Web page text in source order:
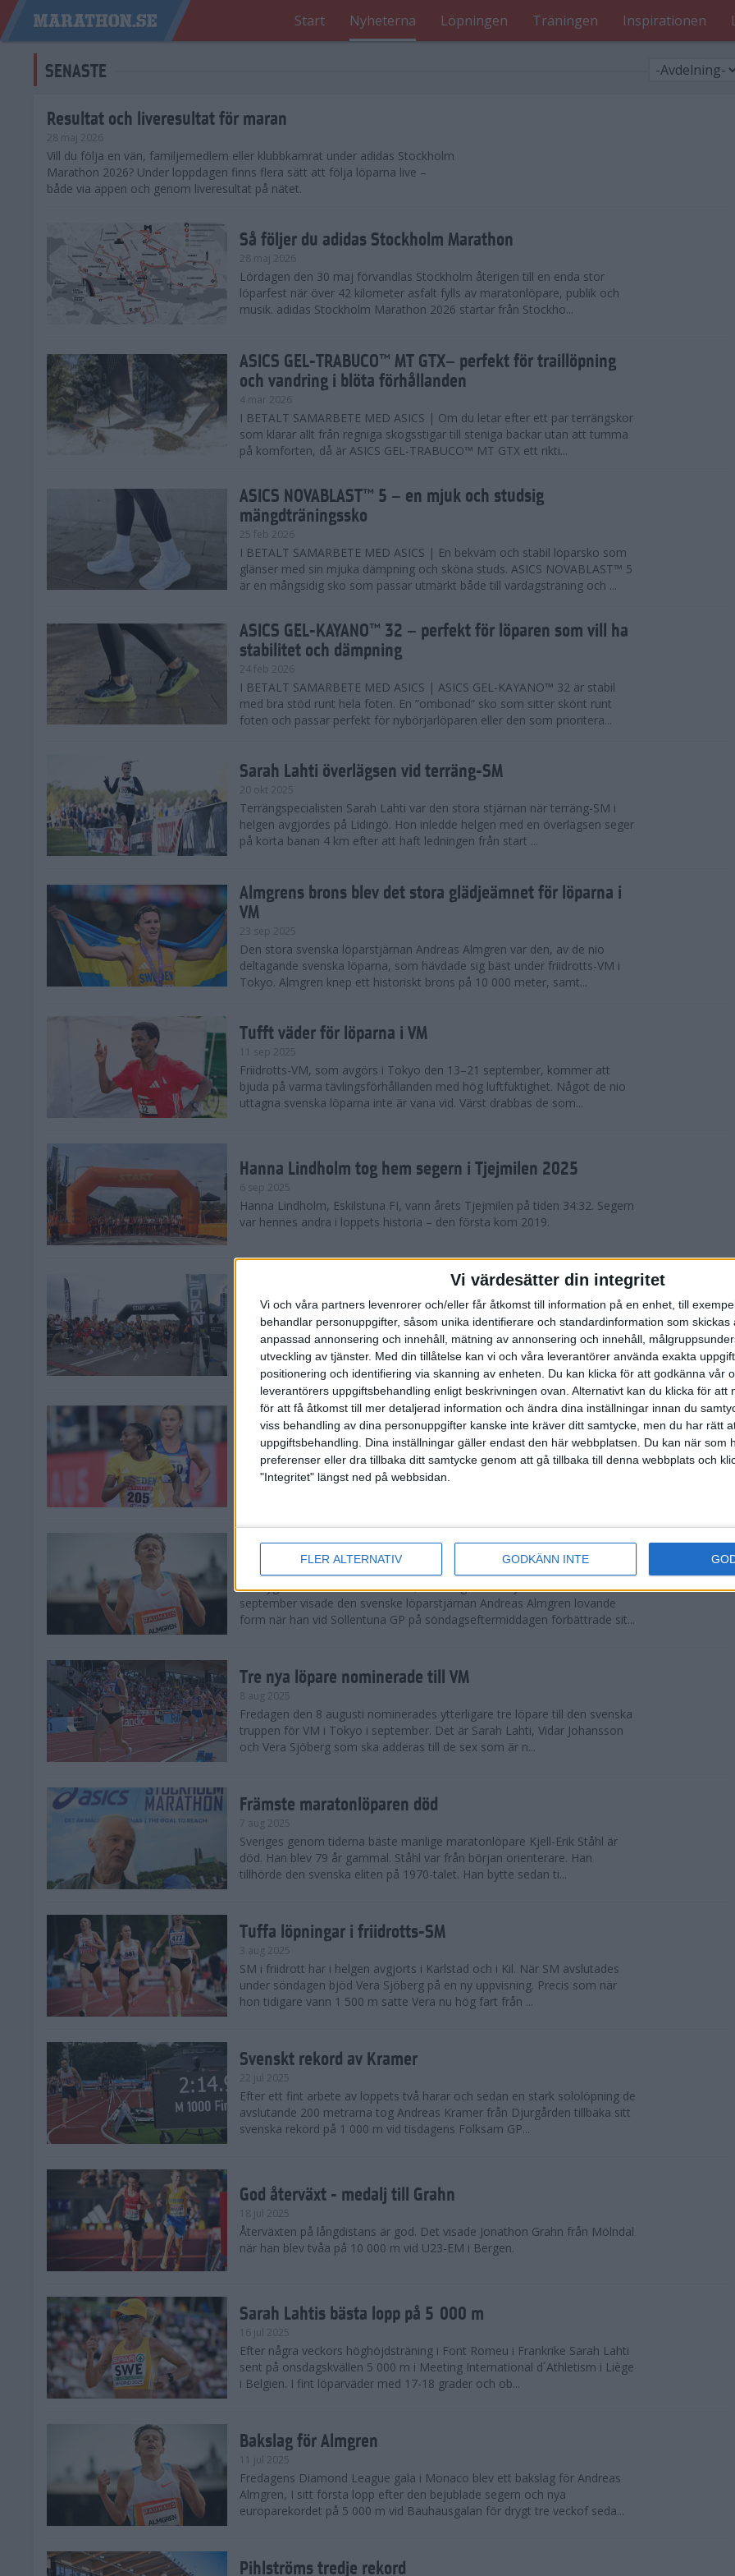
Vi värdesätter din integritet
Vi och våra partners levenrorer och/eller får åtkomst till information på en enhet, till
behandlar personuppgifter, såsom unika identifierare och standardinformation som skickas
anpassad annonsering och innehåll, mätning av annonsering och innehåll,
utveckling av tjänster. Med din tillåtelse kan vi och våra leverantörer använda exakta
positionering och identifiering via skanning av enheten. Du kan klicka för att godkänna vår
leverantörers uppgiftsbehandling enligt beskrivningen ovan. Alternativt kan du klicka för att
för att få åtkomst till mer detaljerad information och ändra dina inställningar innan du
viss behandling av dina personuppgifter kanske inte kräver ditt samtycke, men du har rätt
uppgiftsbehandling. Dina inställningar gäller endast den här webbplatsen. Du kan när som
preferenser eller dra tillbaka ditt samtycke genom att gå tillbaka till denna webbplats och
"Integritet" längst ned på webbsidan.
FLER ALTERNATIV GODKÄNN INTE
Start Nyheterna Löpningen Träningen Inspirationen
SENASTE
Resultat och liveresultat för maran
28 maj 2026
​Vill du följa en vän, familjemedlem eller klubbkamrat under adidas Stockholm
Marathon 2026? Under loppdagen finns flera sätt att följa löparna live –
både via appen och genom liveresultat på nätet.
Så följer du adidas Stockholm Marathon
28 maj 2026
Lördagen den 30 maj förvandlas Stockholm återigen till en enda stor
löparfest när över 42 kilometer asfalt fylls av maratonlöpare, publik och
musik. adidas Stockholm Marathon 2026 startar från Stockho...
ASICS GEL-TRABUCO™ MT GTX– perfekt för traillöpning
och vandring i blöta förhållanden
4 mar 2026
I BETALT SAMARBETE MED ASICS | Om du letar efter ett par terrängskor
som klarar allt från regniga skogsstigar till steniga backar utan att tumma
på komforten, då är ASICS GEL-TRABUCO™ MT GTX ett rikti...
ASICS NOVABLAST™ 5 – en mjuk och studsig
mängdträningssko
25 feb 2026
I BETALT SAMARBETE MED ASICS | En bekväm och stabil löparsko som
glänser med sin mjuka dämpning och sköna studs. ASICS NOVABLAST™ 5
är en mångsidig sko som passar utmärkt både till vardagsträning och ...
ASICS GEL-KAYANO™ 32 – perfekt för löparen som vill ha
stabilitet och dämpning
24 feb 2026
I BETALT SAMARBETE MED ASICS | ASICS GEL-KAYANO™ 32 är stabil
med bra stöd runt hela foten. En ”ombonad” sko som sitter skönt runt
foten och passar perfekt för nybörjarlöparen eller den som prioritera...
Sarah Lahti överlägsen vid terräng-SM
20 okt 2025
Terrängspecialisten Sarah Lahti var den stora stjärnan när terräng-SM i
helgen avgjordes på Lidingö. Hon inledde helgen med en överlägsen seger
på korta banan 4 km efter att haft ledningen från start ...
Almgrens brons blev det stora glädjeämnet för löparna i
VM
23 sep 2025
Den stora svenska löparstjärnan Andreas Almgren var den, av de nio
deltagande svenska löparna, som hävdade sig bäst under friidrotts-VM i
Tokyo. Almgren knep ett historiskt brons på 10 000 meter, samt...
Tufft väder för löparna i VM
11 sep 2025
Friidrotts-VM, som avgörs i Tokyo den 13–21 september, kommer att
bjuda på varma tävlingsförhållanden med hög luftfuktighet. Något de nio
uttagna svenska löparna inte är vana vid. Värst drabbas de som...
Hanna Lindholm tog hem segern i Tjejmilen 2025
6 sep 2025
Hanna Lindholm, Eskilstuna FI, vann årets Tjejmilen på tiden 34:32. Segern
var hennes andra i loppets historia – den första kom 2019.
Snabbaste segertiden på 12 år i rekordstort adidas
Stockholm Halvmaraton
30 aug 2025
Ett slutsålt och rekordstort adidas Stockholm Halvmaraton avgjordes i
nästintill perfekt löparväder. 18 grader, mulet och väldigt lite vind. Totalt
var 19,866 löpare anmälda, varav 15,807 kom till sta...
Löparna viktiga när Sverige vann Finnkampen
26 aug 2025
Den hundrade upplagan av Finnkampen, världens äldsta och största
landskamp i friidrott, avgjordes inför fullsatta läktare på Stockholms
Svenskt rekord när Almgren testade VM-formen
En dryg månad före friidrotts-VM, som avgörs i Tokyo den 13-21
september visade den svenske löparstjärnan Andreas Almgren lovande
form när han vid Sollentuna GP på söndagseftermiddagen förbättrade sit...
Tre nya löpare nominerade till VM
8 aug 2025
Fredagen den 8 augusti nominerades ytterligare tre löpare till den svenska
truppen för VM i Tokyo i september. Det är Sarah Lahti, Vidar Johansson
och Vera Sjöberg som ska adderas till de sex som är n...
Främste maratonlöparen död
7 aug 2025
Sveriges genom tiderna bäste manlige maratonlöpare Kjell-Erik Ståhl är
död. Han blev 79 år gammal. Ståhl var från början orienterare. Han
tillhörde den svenska eliten på 1970-talet. Han bytte sedan ti...
Tuffa löpningar i friidrotts-SM
3 aug 2025
SM i friidrott har i helgen avgjorts i Karlstad och i Kil. När SM avslutades
under söndagen bjöd Vera Sjöberg på en ny uppvisning. Precis som när
hon tidigare vann 1 500 m satte Vera nu hög fart från ...
Svenskt rekord av Kramer
22 jul 2025
Efter ett fint arbete av loppets två harar och sedan en stark sololöpning de
avslutande 200 metrarna tog Andreas Kramer från Djurgården tillbaka sitt
svenska rekord på 1 000 m vid tisdagens Folksam GP...
God återväxt - medalj till Grahn
18 jul 2025
Återväxten på långdistans är god. Det visade Jonathon Grahn från Mölndal
när han blev tvåa på 10 000 m vid U23-EM i Bergen.
Sarah Lahtis bästa lopp på 5 000 m
16 jul 2025
Efter några veckors höghöjdsträning i Font Romeu i Frankrike Sarah Lahti
sent på onsdagskvällen 5 000 m i Meeting International d´Athletism i Liège
i Belgien. I fint löparväder med 17-18 grader och ob...
Bakslag för Almgren
11 jul 2025
Fredagens Diamond League gala i Monaco blev ett bakslag för Andreas
Almgren, I sitt första lopp efter den bejublade segern och nya
europarekordet på 5 000 m vid Bauhausgalan för drygt tre veckof seda...
Pihlströms tredje rekord